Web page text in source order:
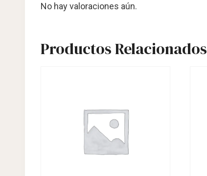
No hay valoraciones aún.
Productos Relacionados